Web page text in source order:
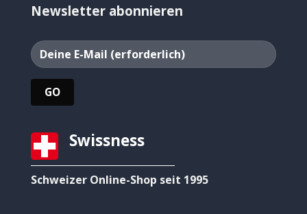
Newsletter abonnieren
Swissness
Schweizer Online-Shop seit 1995